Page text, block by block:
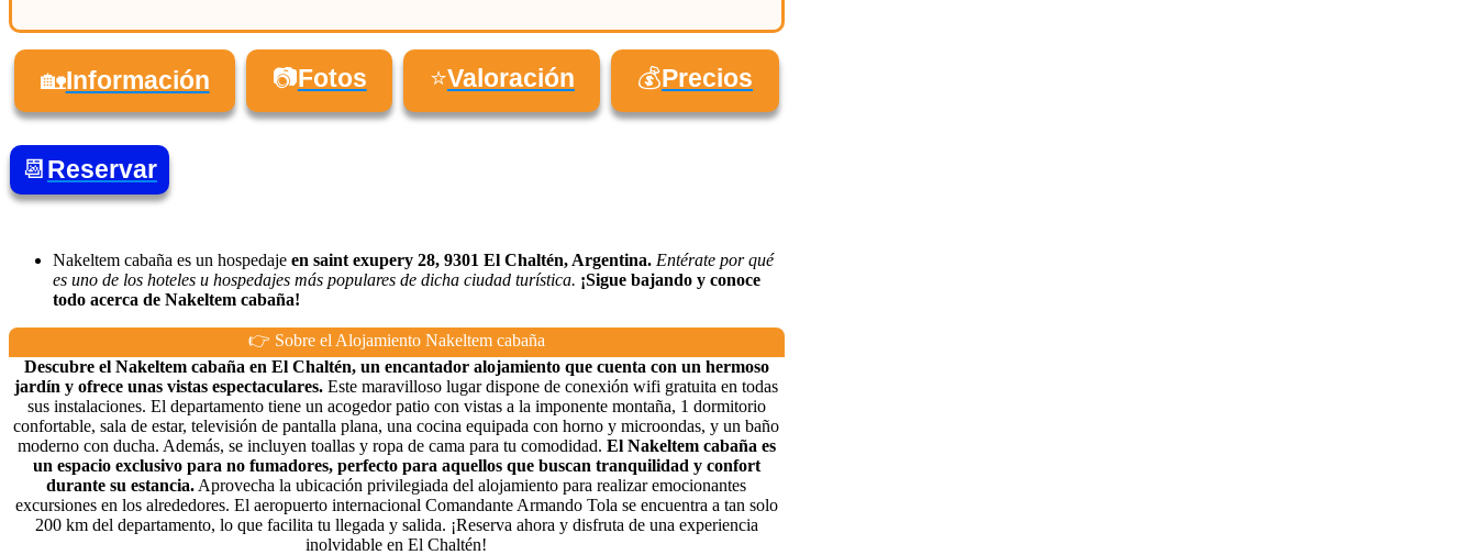
🏡Información 📷Fotos ⭐Valoración 💰Precios
📆Reservar
Nakeltem cabaña es un hospedaje en saint exupery 28, 9301 El Chaltén, Argentina. Entérate por qué
es uno de los hoteles u hospedajes más populares de dicha ciudad turística. ¡Sigue bajando y conoce
todo acerca de Nakeltem cabaña!
👉 Sobre el Alojamiento Nakeltem cabaña
Descubre el Nakeltem cabaña en El Chaltén, un encantador alojamiento que cuenta con un hermoso
jardín y ofrece unas vistas espectaculares. Este maravilloso lugar dispone de conexión wifi gratuita en todas
sus instalaciones. El departamento tiene un acogedor patio con vistas a la imponente montaña, 1 dormitorio
confortable, sala de estar, televisión de pantalla plana, una cocina equipada con horno y microondas, y un baño
moderno con ducha. Además, se incluyen toallas y ropa de cama para tu comodidad. El Nakeltem cabaña es
un espacio exclusivo para no fumadores, perfecto para aquellos que buscan tranquilidad y confort
durante su estancia. Aprovecha la ubicación privilegiada del alojamiento para realizar emocionantes
excursiones en los alrededores. El aeropuerto internacional Comandante Armando Tola se encuentra a tan solo
200 km del departamento, lo que facilita tu llegada y salida. ¡Reserva ahora y disfruta de una experiencia
inolvidable en El Chaltén!